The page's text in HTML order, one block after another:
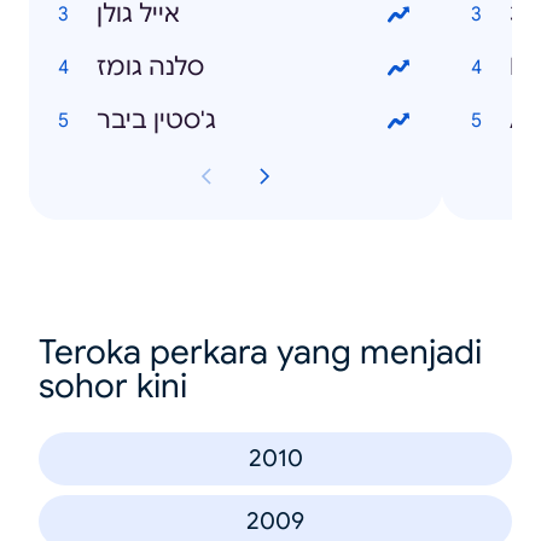
אייל גולן
סלנה גומז
ג'סטין ביבר
Teroka perkara yang menjadi
sohor kini
2010
2009